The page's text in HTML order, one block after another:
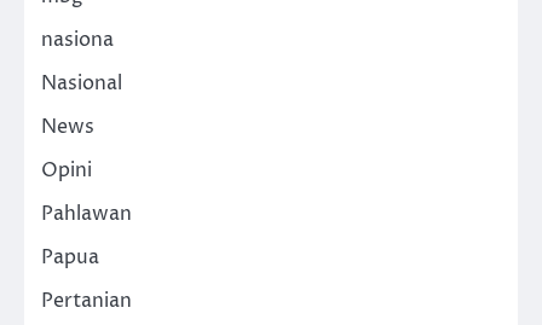
nasiona
Nasional
News
Opini
Pahlawan
Papua
Pertanian